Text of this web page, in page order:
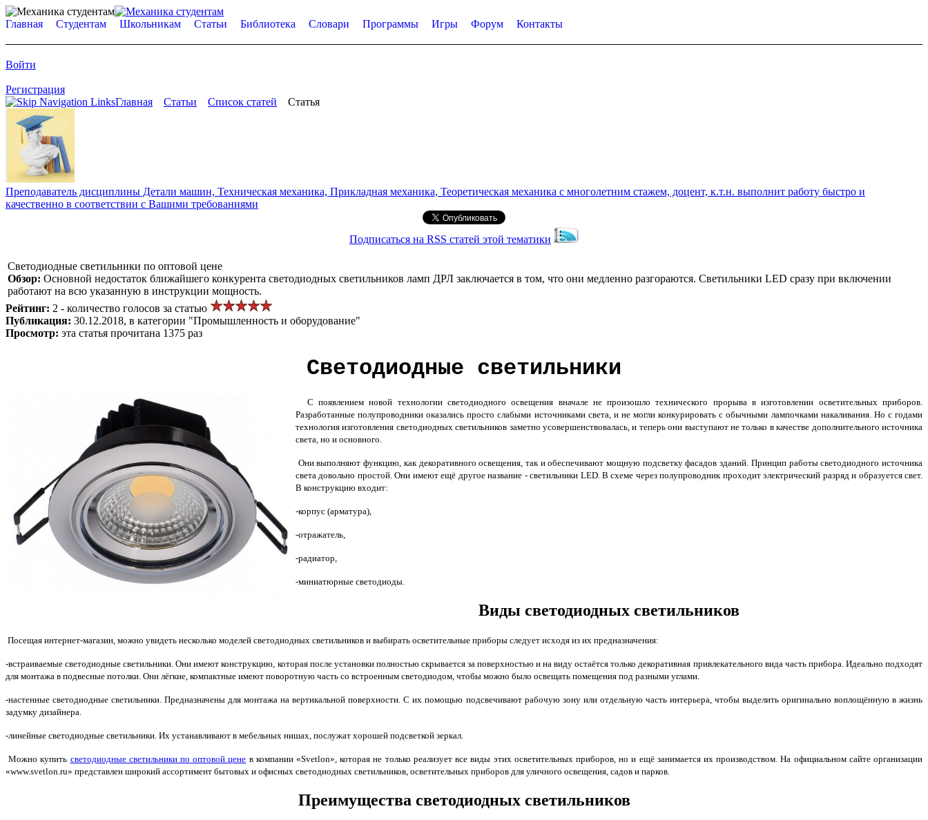
Главная Студентам Школьникам Статьи Библиотека Словари Программы Игры Форум Контакты
Войти
Регистрация
Главная
Статьи Список статей Статья
Преподаватель дисциплины Детали машин, Техническая механика, Прикладная механика, Теоретическая механика с многолетним стажем, доцент, к.т.н. выполнит работу быстро и
качественно в соответствии с Вашими требованиями
Подписаться на RSS статей этой тематики
Светодиодные светильники по оптовой цене
Обзор: Основной недостаток ближайшего конкурента светодиодных светильников ламп ДРЛ заключается в том, что они медленно разгораются. Светильники LED сразу при включении
работают на всю указанную в инструкции мощность.
Рейтинг: 2 - количество голосов за статью
Публикация: 30.12.2018, в категории "Промышленность и оборудование"
Просмотр: эта статья прочитана 1375 раз
Светодиодные светильники
С появлением новой технологии светодиодного освещения вначале не произошло технического прорыва в изготовлении осветительных приборов.
Разработанные полупроводники оказались просто слабыми источниками света, и не могли конкурировать с обычными лампочками накаливания. Но с годами
технология изготовления светодиодных светильников заметно усовершенствовалась, и теперь они выступают не только в качестве дополнительного источника
света, но и основного.
Они выполняют функцию, как декоративного освещения, так и обеспечивают мощную подсветку фасадов зданий. Принцип работы светодиодного источника
света довольно простой. Они имеют ещё другое название - светильники LED. В схеме через полупроводник проходит электрический разряд и образуется свет.
В конструкцию входит:
-корпус (арматура),
-отражатель,
-радиатор,
-миниатюрные светодиоды.
Виды светодиодных светильников
Посещая интернет-магазин, можно увидеть несколько моделей светодиодных светильников и выбирать осветительные приборы следует исходя из их предназначения:
-встраиваемые светодиодные светильники. Они имеют конструкцию, которая после установки полностью скрывается за поверхностью и на виду остаётся только декоративная привлекательного вида часть прибора. Идеально подходят
для монтажа в подвесные потолки. Они лёгкие, компактные имеют поворотную часть со встроенным светодиодом, чтобы можно было освещать помещения под разными углами.
-настенные светодиодные светильники. Предназначены для монтажа на вертикальной поверхности. С их помощью подсвечивают рабочую зону или отдельную часть интерьера, чтобы выделить оригинально воплощённую в жизнь
задумку дизайнера.
-линейные светодиодные светильники. Их устанавливают в мебельных нишах, послужат хорошей подсветкой зеркал.
Можно купить светодиодные светильники по оптовой цене в компании «Svetlon», которая не только реализует все виды этих осветительных приборов, но и ещё занимается их производством. На официальном сайте организации
«www.svetlon.ru» представлен широкий ассортимент бытовых и офисных светодиодных светильников, осветительных приборов для уличного освещения, садов и парков.
Преимущества светодиодных светильников